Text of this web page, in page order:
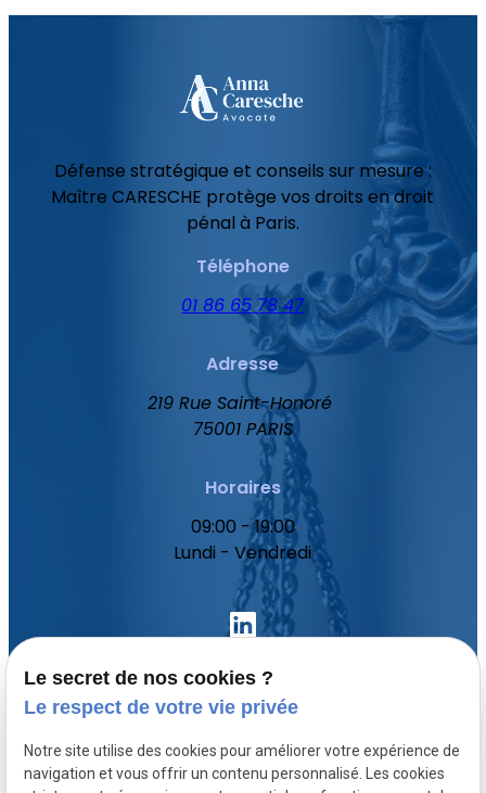
Défense stratégique et conseils sur mesure :
Maître CARESCHE protège vos droits en droit
pénal à Paris.
Téléphone
01 86 65 78 47
Adresse
219 Rue Saint-Honoré
75001 PARIS
Horaires
09:00 - 19:00
Lundi - Vendredi
Votre avocat
Le secret de nos cookies ?
Le respect de votre vie privée
Notre site utilise des cookies pour améliorer votre expérience de
navigation et vous offrir un contenu personnalisé. Les cookies